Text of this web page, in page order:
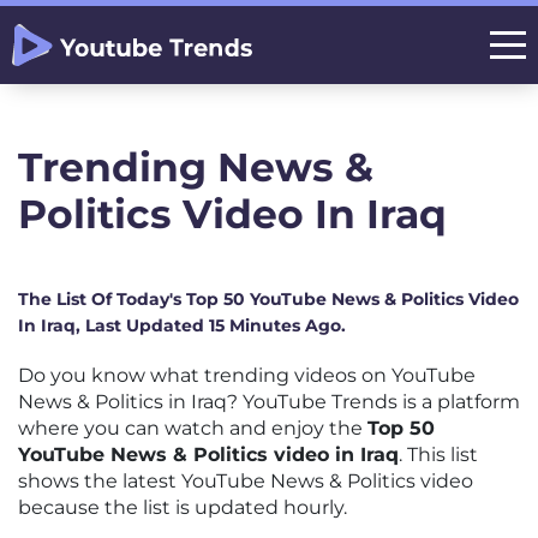
Trending News &
Politics Video In Iraq
The List Of Today's Top 50 YouTube News & Politics Video
In Iraq, Last Updated 15 Minutes Ago.
Do you know what trending videos on YouTube
News & Politics in Iraq? YouTube Trends is a platform
where you can watch and enjoy the Top 50
YouTube News & Politics video in Iraq. This list
shows the latest YouTube News & Politics video
because the list is updated hourly.